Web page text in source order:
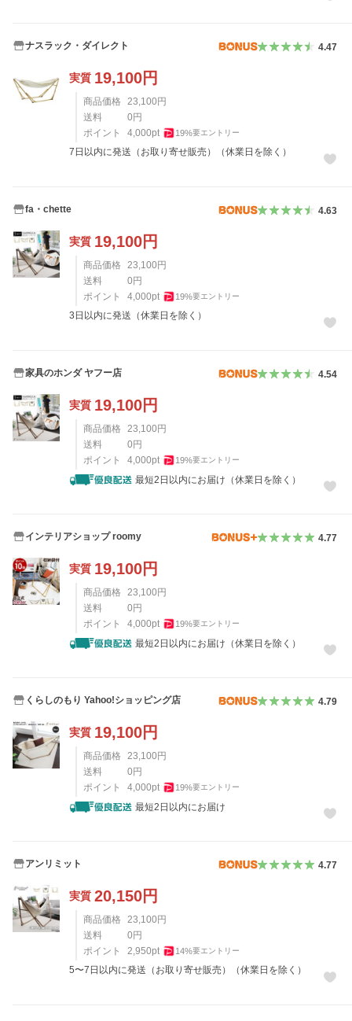
ナスラック・ダイレクト 4.47
実質 19,100円
商品価格 23,100円
送料
0円
ポイント
4,000pt 19%要エントリー
7日以内に発送（お取り寄せ販売）（休業日を除く）
fa・chette 4.63
実質 19,100円
商品価格 23,100円
送料
0円
ポイント
4,000pt 19%要エントリー
3日以内に発送（休業日を除く）
家具のホンダ ヤフー店 4.54
実質 19,100円
商品価格 23,100円
送料
0円
ポイント
4,000pt 19%要エントリー
最短2日以内にお届け（休業日を除く）
インテリアショップ roomy 4.77
実質 19,100円
商品価格 23,100円
送料
0円
ポイント
4,000pt 19%要エントリー
最短2日以内にお届け（休業日を除く）
くらしのもり Yahoo!ショッピング店 4.79
実質 19,100円
商品価格 23,100円
送料
0円
ポイント
4,000pt 19%要エントリー
最短2日以内にお届け
アンリミット 4.77
実質 20,150円
商品価格 23,100円
送料
0円
ポイント
2,950pt 14%要エントリー
5〜7日以内に発送（お取り寄せ販売）（休業日を除く）